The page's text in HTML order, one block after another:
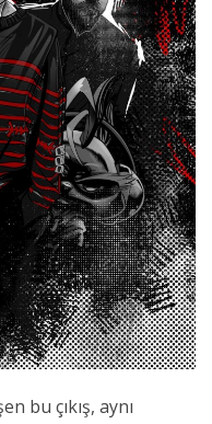
bu çıkış, aynı